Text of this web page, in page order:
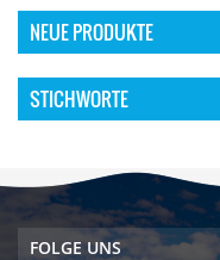
NEUE PRODUKTE
STICHWORTE
FOLGE UNS